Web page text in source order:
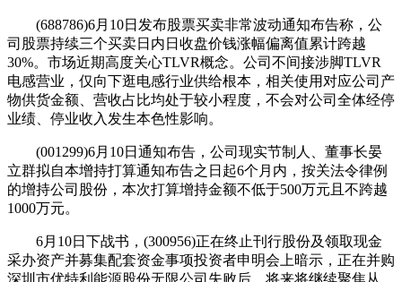
(688786)6月10日发布股票买卖非常波动通知布告称，公
司股票持续三个买卖日内日收盘价钱涨幅偏离值累计跨越
30%。市场近期高度关心TLVR概念。公司不间接涉脚TLVR
电感营业，仅向下逛电感行业供给根本，相关使用对应公司产
物供货金额、营收占比均处于较小程度，不会对公司全体经停
业绩、停业收入发生本色性影响。
(001299)6月10日通知布告，公司现实节制人、董事长晏
立群拟自本增持打算通知布告之日起6个月内，按关法令律例
的增持公司股份，本次打算增持金额不低于500万元且不跨越
1000万元。
6月10日下战书，(300956)正在终止刊行股份及领取现金
采办资产并募集配套资金事项投资者申明会上暗示，正在并购